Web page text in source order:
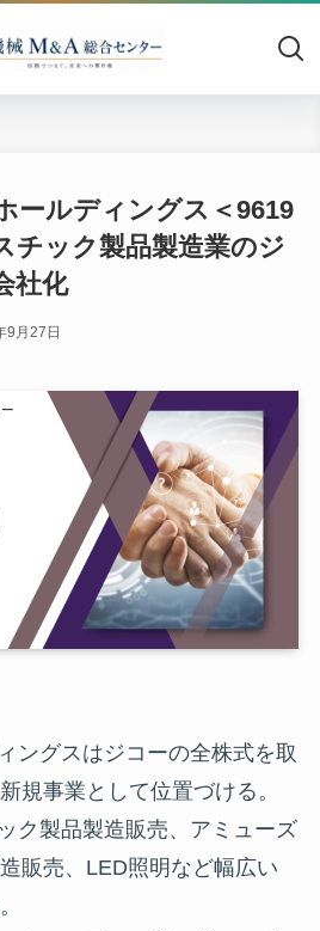
機械
ールディングス＜9619
チック製品製造業のジ
社化
9月27日
ングスはジコーの全株式を取
規事業として位置づける。
ク製品製造販売、アミューズ
販売、LED照明など幅広い